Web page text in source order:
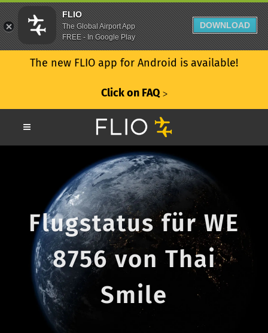
The new FLIO app for Android is available!
Click on FAQ ᐳ
Flugstatus für WE
8756 von Thai
Smile
FLIO
The Global Airport App
FREE - In Google Play
DOWNLOAD